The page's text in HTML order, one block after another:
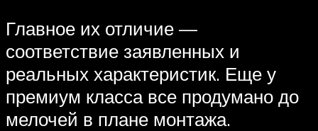
Главное их отличие —
соответствие заявленных и
реальных характеристик. Еще у
премиум класса все продумано до
мелочей в плане монтажа.